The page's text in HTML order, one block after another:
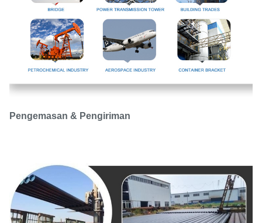
Pengemasan & Pengiriman